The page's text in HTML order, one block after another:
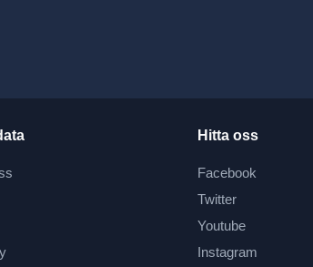
Hitta oss
Facebook
Twitter
Youtube
Instagram